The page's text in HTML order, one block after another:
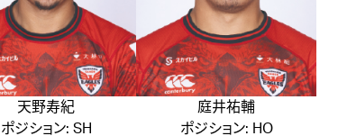
天野寿紀
ポジション: SH
庭井祐輔
ポジション: HO